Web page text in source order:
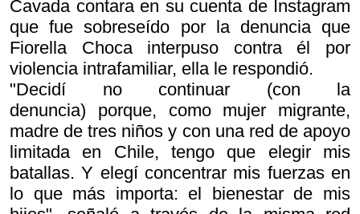
Cavada contara en su cuenta de Instagram
que fue sobreseído por la denuncia que
Fiorella Choca interpuso contra él por
violencia intrafamiliar, ella le respondió.
"Decidí no continuar (con la
denuncia) porque, como mujer migrante,
madre de tres niños y con una red de apoyo
limitada en Chile, tengo que elegir mis
batallas. Y elegí concentrar mis fuerzas en
lo que más importa: el bienestar de mis